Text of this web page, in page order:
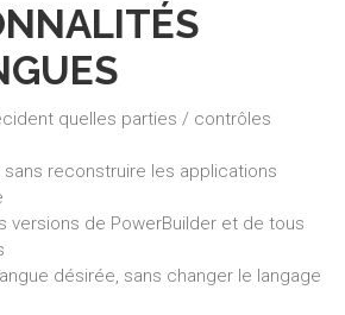
quelles parties / contrôles
reconstruire les applications
versions de PowerBuilder et de tous
désirée, sans changer le langage